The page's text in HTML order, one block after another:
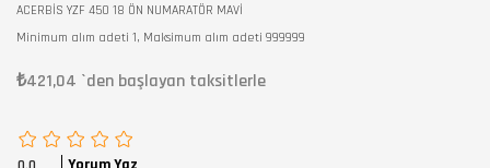
ACERBİS YZF 450 18 ÖN NUMARATÖR MAVİ
Minimum alım adeti 1, Maksimum alım adeti 999999
₺421,04 `den başlayan taksitlerle